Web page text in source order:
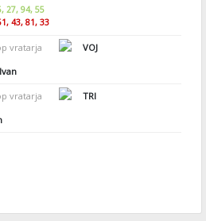
27, 94, 55
43, 81, 33
vratarja
VOJ
vratarja
TRI